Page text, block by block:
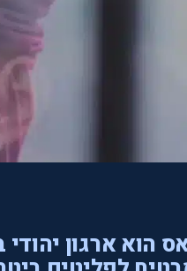
הוא ארגון